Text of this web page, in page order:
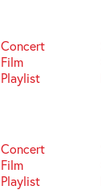
Concert
Film
Playlist
Concert
Film
Playlist